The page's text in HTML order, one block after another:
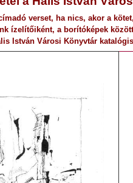
verset, ha nics, akor a
ízelítőiként, a borítóképek
István Városi Könyvtár